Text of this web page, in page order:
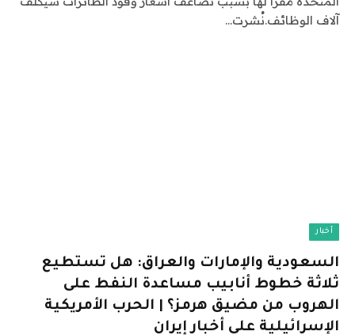
آلاف الوظائف.نُشرت…
أخبار
السعودية والإمارات والعراق: هل تستطيع
ثلاثة خطوط أنابيب مساعدة النفط على
الهروب من مضيق هرمز؟ | الحرب الأمريكية
الإسرائيلية على أخبار إيران